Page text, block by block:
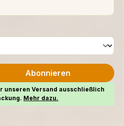
Abonnieren
unseren Versand ausschließlich
Mehr dazu.